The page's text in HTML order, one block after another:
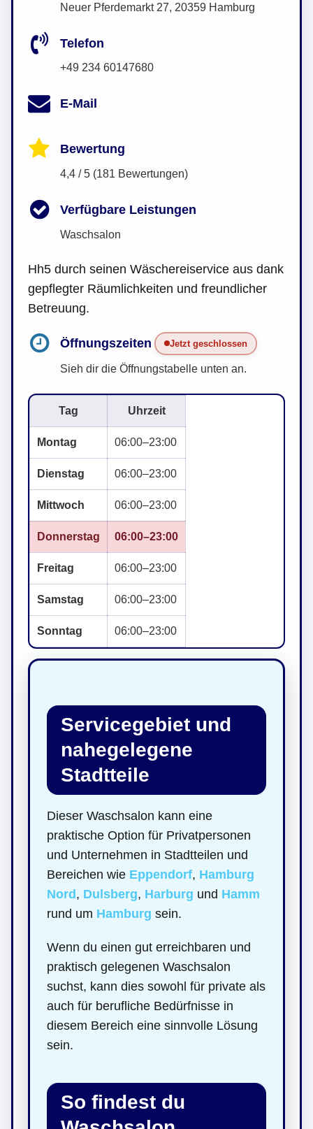
Neuer Pferdemarkt 27, 20359 Hamburg
Telefon
+49 234 60147680
E-Mail
Bewertung
4,4 / 5 (181 Bewertungen)
Verfügbare Leistungen
Waschsalon
Hh5 durch seinen Wäschereiservice aus dank
gepflegter Räumlichkeiten und freundlicher
Betreuung.
Öffnungszeiten Jetzt geschlossen
Sieh dir die Öffnungstabelle unten an.
Tag Uhrzeit
Montag 06:00–23:00
Dienstag 06:00–23:00
Mittwoch 06:00–23:00
Donnerstag 06:00–23:00
Freitag 06:00–23:00
Samstag 06:00–23:00
Sonntag 06:00–23:00
Servicegebiet und
nahegelegene
Stadtteile
Dieser Waschsalon kann eine
praktische Option für Privatpersonen
und Unternehmen in Stadtteilen und
Bereichen wie Eppendorf, Hamburg
Nord, Dulsberg, Harburg und Hamm
rund um Hamburg sein.
Wenn du einen gut erreichbaren und
praktisch gelegenen Waschsalon
suchst, kann dies sowohl für private als
auch für berufliche Bedürfnisse in
diesem Bereich eine sinnvolle Lösung
sein.
So findest du